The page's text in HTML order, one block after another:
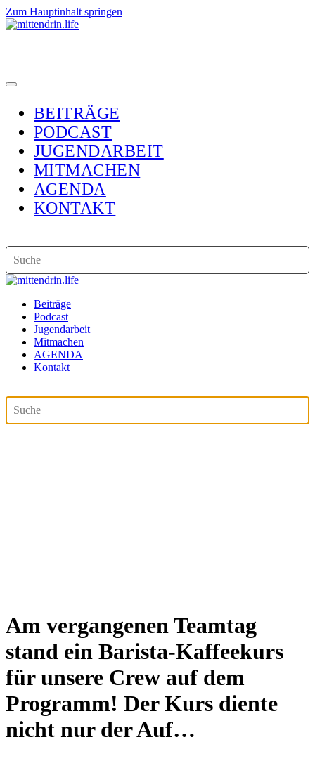
Zum Hauptinhalt springen
BEITRÄGE
PODCAST
JUGENDARBEIT
MITMACHEN
AGENDA
KONTAKT
Beiträge
Podcast
Jugendarbeit
Mitmachen
AGENDA
Kontakt
Am vergangenen Teamtag
stand ein Barista-Kaffeekurs
für unsere Crew auf dem
Programm! Der Kurs diente
nicht nur der Auf…